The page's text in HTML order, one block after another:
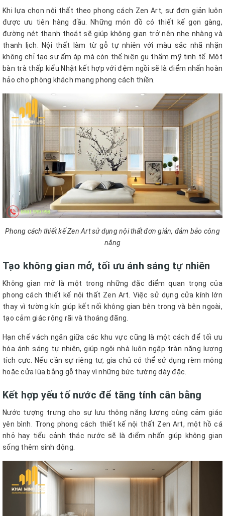
Khi lựa chọn nội thất theo phong cách Zen Art, sự đơn giản luôn
được ưu tiên hàng đầu. Những món đồ có thiết kế gọn gàng,
đường nét thanh thoát sẽ giúp không gian trở nên nhẹ nhàng và
thanh lịch. Nội thất làm từ gỗ tự nhiên với màu sắc nhã nhặn
không chỉ tạo sự ấm áp mà còn thể hiện gu thẩm mỹ tinh tế. Một
bàn trà thấp kiểu Nhật kết hợp với đệm ngồi sẽ là điểm nhấn hoàn
hảo cho phòng khách mang phong cách thiền.
Phong cách thiết kế Zen Art sử dụng nội thất đơn giản, đảm bảo công
năng
Tạo không gian mở, tối ưu ánh sáng tự nhiên
Không gian mở là một trong những đặc điểm quan trọng của
phong cách thiết kế nội thất Zen Art. Việc sử dụng cửa kính lớn
thay vì tường kín giúp kết nối không gian bên trong và bên ngoài,
tạo cảm giác rộng rãi và thoáng đãng.
Hạn chế vách ngăn giữa các khu vực cũng là một cách để tối ưu
hóa ánh sáng tự nhiên, giúp ngôi nhà luôn ngập tràn năng lượng
tích cực. Nếu cần sự riêng tư, gia chủ có thể sử dụng rèm mỏng
hoặc cửa lùa bằng gỗ thay vì những bức tường dày đặc.
Kết hợp yếu tố nước để tăng tính cân bằng
Nước tượng trưng cho sự lưu thông năng lượng cùng cảm giác
yên bình. Trong phong cách thiết kế nội thất Zen Art, một hồ cá
nhỏ hay tiểu cảnh thác nước sẽ là điểm nhấn giúp không gian
sống thêm sinh động.